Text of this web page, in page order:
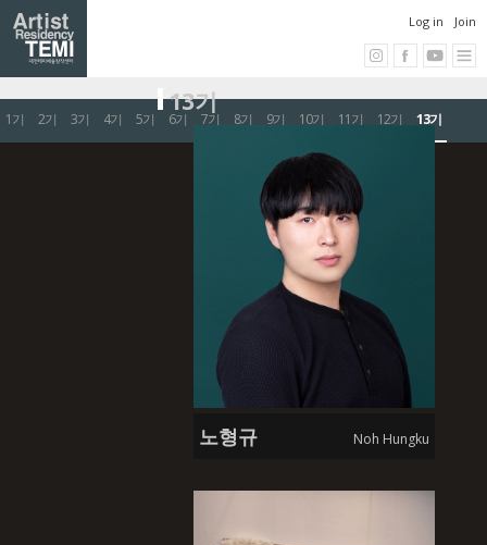
Log in Join
1기 2기 3기 4기 5기 6기 7기 8기 9기 10기 11기 12기 13기
13기
노형규 Noh Hungku